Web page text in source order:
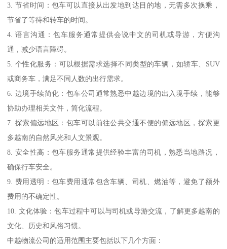
3. 节省时间：包车可以直接从出发地到达目的地，无需多次换乘，
节省了等待和转车的时间。
4. 语言沟通：包车服务通常提供会说中文的司机或导游，方便沟
通，减少语言障碍。
5. 个性化服务：可以根据需求选择不同类型的车辆，如轿车、SUV
或商务车，满足不同人数的出行需求。
6. 边境手续简化：包车公司通常熟悉中越边境的出入境手续，能够
协助办理相关文件，简化流程。
7. 探索偏远地区：包车可以前往公共交通不便的偏远地区，探索更
多越南的自然风光和人文景观。
8. 安全性高：包车服务通常提供经验丰富的司机，熟悉当地路况，
确保行车安全。
9. 费用透明：包车费用通常包含车辆、司机、燃油等，避免了额外
费用的不确定性。
10. 文化体验：包车过程中可以与司机或导游交流，了解更多越南的
文化、历史和风俗习惯。
中越物流公司的适用范围主要包括以下几个方面：